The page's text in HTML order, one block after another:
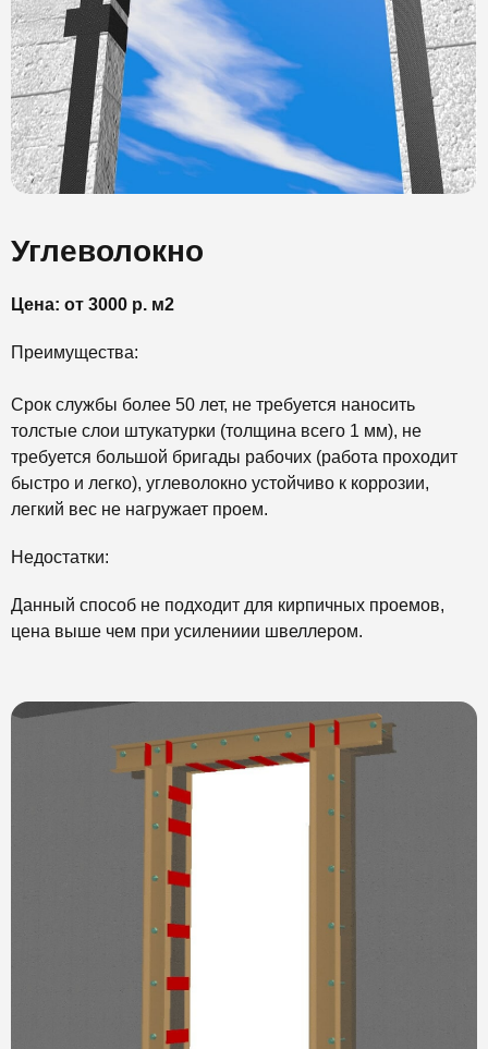
Углеволокно
Цена: от 3000 р. м2
Преимущества:
Срок службы более 50 лет, не требуется наносить
толстые слои штукатурки (толщина всего 1 мм), не
требуется большой бригады рабочих (работа проходит
быстро и легко), углеволокно устойчиво к коррозии,
легкий вес не нагружает проем.
Недостатки:
Данный способ не подходит для кирпичных проемов,
цена выше чем при усилениии швеллером.